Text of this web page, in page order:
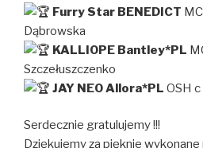
Furry Star BENEDICT
Dąbrowska
KALLIOPE Bantley*PL
Szczełuszczenko
JAY NEO Allora*PL OSH
Serdecznie gratulujemy !!!
Dziękujemy za pięknie